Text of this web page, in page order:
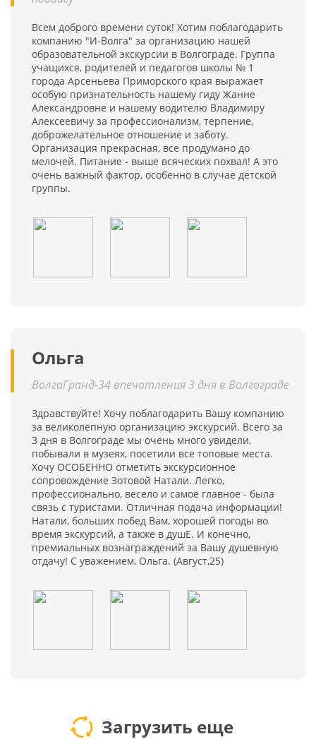
Всем доброго времени суток! Хотим поблагодарить
компанию "И-Волга" за организацию нашей
образовательной экскурсии в Волгограде. Группа
учащихся, родителей и педагогов школы № 1
города Арсеньева Приморского края выражает
особую признательность нашему гиду Жанне
Александровне и нашему водителю Владимиру
Алексеевичу за профессионализм, терпение,
доброжелательное отношение и заботу.
Организация прекрасная, все продумано до
мелочей. Питание - выше всяческих похвал! А это
очень важный фактор, особенно в случае детской
группы.
Ольга
ВолгаГранд-34 впечатления 3 дня в Волгограде
Здравствуйте! Хочу поблагодарить Вашу компанию
за великолепную организацию экскурсий. Всего за
3 дня в Волгограде мы очень много увидели,
побывали в музеях, посетили все топовые места.
Хочу ОСОБЕННО отметить экскурсионное
сопровождение Зотовой Натали. Легко,
профессионально, весело и самое главное - была
связь с туристами. Отличная подача информации!
Натали, больших побед Вам, хорошей погоды во
время экскурсий, а также в душЕ. И конечно,
премиальных вознаграждений за Вашу душевную
отдачу! С уважением, Ольга. (Август,25)
Загрузить еще